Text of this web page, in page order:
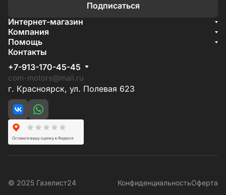
Подписаться
Интернет-магазин
Акции
Бренды
Компания
О компании
Документы
Условия поставки
Отзывы
Помощь
Условия доставки
Способы оплаты
Гарантия на товар
Контакты
+7-913-170-45-45
com-motors@mail.ru
г. Красноярск, ул. Полевая 623
© 2025 Газелист24 КонфиденциальностьОферта